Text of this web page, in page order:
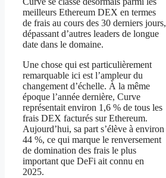
meilleurs Ethereum DEX en termes
de frais au cours des 30 derniers jours,
dépassant d’autres leaders de longue
date dans le domaine.
Une chose qui est particulièrement
remarquable ici est l’ampleur du
changement d’échelle. À la même
époque l’année dernière, Curve
représentait environ 1,6 % de tous les
frais DEX facturés sur Ethereum.
Aujourd’hui, sa part s’élève à environ
44 %, ce qui marque le renversement
de domination des frais le plus
important que DeFi ait connu en
2025.